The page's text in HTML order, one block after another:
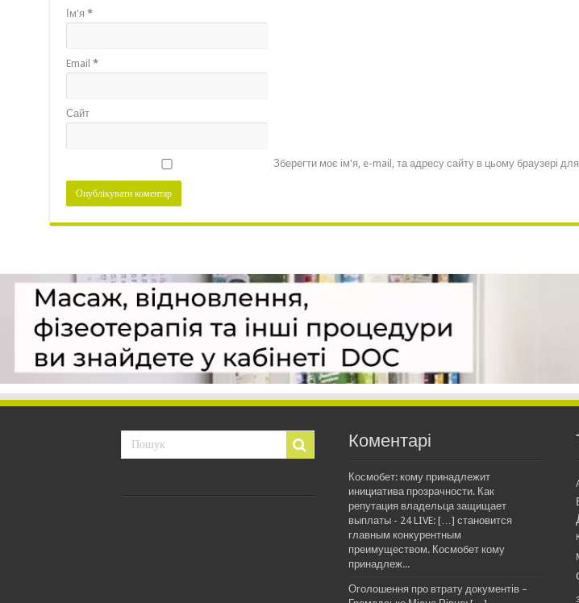
Ім'я *
Email *
Сайт
Зберегти моє ім'я, e-mail, та адресу сайту в цьому браузері
Коментарі
Космобет: кому принадлежит
инициатива прозрачности. Как
репутация владельца защищает
выплаты - 24 LIVE: […] становится
главным конкурентным
преимуществом. Космобет кому
принадлеж...
Оголошення про втрату документів –